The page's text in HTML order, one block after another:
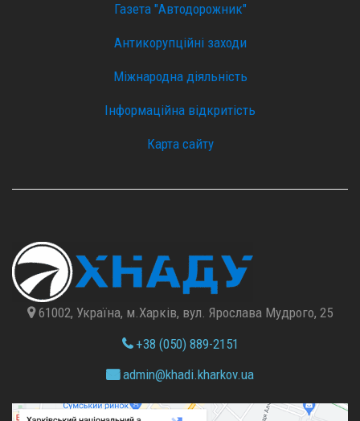
Газета "Автодорожник"
Антикорупційні заходи
Міжнародна діяльність
Інформаційна відкритість
Карта сайту
61002, Україна, м.Харків, вул. Ярослава Мудрого, 25
+38 (050) 889-2151
admin@khadi.kharkov.ua